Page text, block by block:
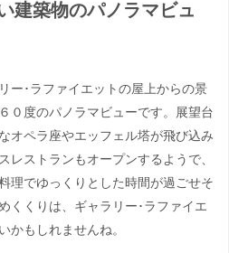
建築物のパノラマビュ
ー･ラファイエットの屋上からの景
０度のパノラマビューです。展望台
オペラ座やエッフェル塔が飛び込み
レストランもオープンするようで、
理でゆっくりとした時間が過ごせそ
くくりは、ギャラリー･ラファイエ
かもしれませんね。